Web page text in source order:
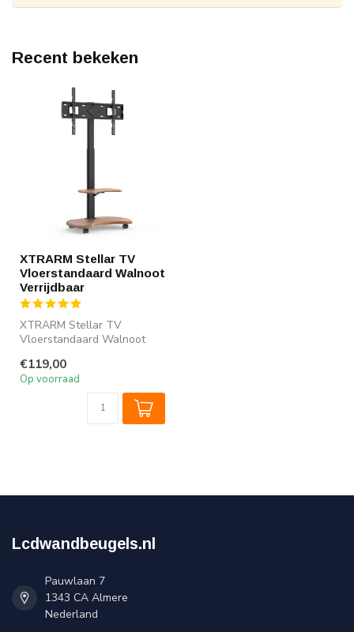
Recent bekeken
XTRARM Stellar TV
Vloerstandaard Walnoot
Verrijdbaar
XTRARM Stellar TV
Vloerstandaard Walnoot
70" (81 - ...
€119,00
Op voorraad
Lcdwandbeugels.nl
Pauwlaan 7
1343 CA Almere
Nederland